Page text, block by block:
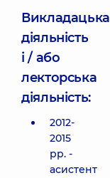
Викладацька
діяльність
і / або
лекторська
діяльність:
2012-
2015
рр. -
асистент